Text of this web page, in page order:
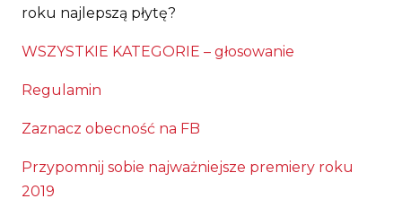
roku najlepszą płytę?
WSZYSTKIE KATEGORIE – głosowanie
Regulamin
Zaznacz obecność na FB
Przypomnij sobie najważniejsze premiery roku
2019